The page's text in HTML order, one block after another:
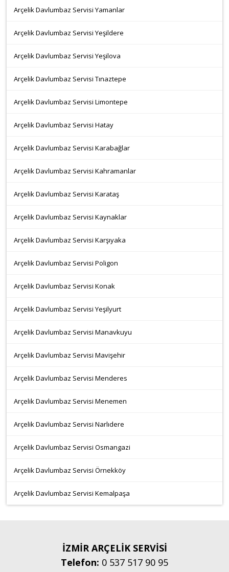
Arçelik Davlumbaz Servisi Yamanlar
Arçelik Davlumbaz Servisi Yeşildere
Arçelik Davlumbaz Servisi Yeşilova
Arçelik Davlumbaz Servisi Tınaztepe
Arçelik Davlumbaz Servisi Limontepe
Arçelik Davlumbaz Servisi Hatay
Arçelik Davlumbaz Servisi Karabağlar
Arçelik Davlumbaz Servisi Kahramanlar
Arçelik Davlumbaz Servisi Karataş
Arçelik Davlumbaz Servisi Kaynaklar
Arçelik Davlumbaz Servisi Karşıyaka
Arçelik Davlumbaz Servisi Poligon
Arçelik Davlumbaz Servisi Konak
Arçelik Davlumbaz Servisi Yeşilyurt
Arçelik Davlumbaz Servisi Manavkuyu
Arçelik Davlumbaz Servisi Mavişehir
Arçelik Davlumbaz Servisi Menderes
Arçelik Davlumbaz Servisi Menemen
Arçelik Davlumbaz Servisi Narlıdere
Arçelik Davlumbaz Servisi Osmangazi
Arçelik Davlumbaz Servisi Örnekköy
Arçelik Davlumbaz Servisi Kemalpaşa
İZMİR ARÇELİK SERVİSİ
Telefon: 0 537 517 90 95